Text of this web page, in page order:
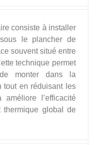
consiste à installer
le plancher de
souvent situé entre
technique permet
monter dans la
tout en réduisant les
l’efficacité
thermique global de